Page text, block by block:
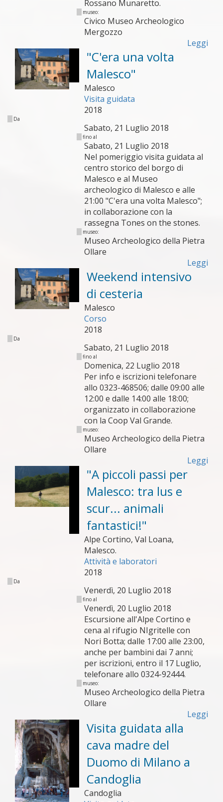
Rossano Munaretto.
museo:
Civico Museo Archeologico
Mergozzo
Leggi
"C'era una volta
Malesco"
Malesco
Visita guidata
2018
Da
Sabato, 21 Luglio 2018
fino al
Sabato, 21 Luglio 2018
Nel pomeriggio visita guidata al
centro storico del borgo di
Malesco e al Museo
archeologico di Malesco e alle
21:00 "C'era una volta Malesco";
in collaborazione con la
rassegna Tones on the stones.
museo:
Museo Archeologico della Pietra
Ollare
Leggi
Weekend intensivo
di cesteria
Malesco
Corso
2018
Da
Sabato, 21 Luglio 2018
fino al
Domenica, 22 Luglio 2018
Per info e iscrizioni telefonare
allo 0323-468506; dalle 09:00 alle
12:00 e dalle 14:00 alle 18:00;
organizzato in collaborazione
con la Coop Val Grande.
museo:
Museo Archeologico della Pietra
Ollare
Leggi
"A piccoli passi per
Malesco: tra lus e
scur... animali
fantastici!"
Alpe Cortino, Val Loana,
Malesco.
Attività e laboratori
2018
Da
Venerdì, 20 Luglio 2018
fino al
Venerdì, 20 Luglio 2018
Escursione all'Alpe Cortino e
cena al rifugio NIgritelle con
Nori Botta; dalle 17:00 alle 23:00,
anche per bambini dai 7 anni;
per iscrizioni, entro il 17 Luglio,
telefonare allo 0324-92444.
museo:
Museo Archeologico della Pietra
Ollare
Leggi
Visita guidata alla
cava madre del
Duomo di Milano a
Candoglia
Candoglia